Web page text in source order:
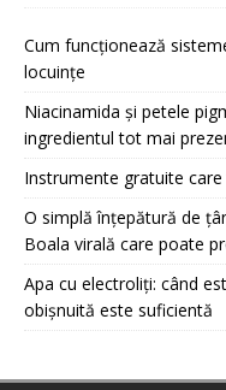
Cum funcționează
locuințe
Niacinamida și petele
ingredientul tot mai
Instrumente gratuite
O simplă înțepătură de
Boala virală care poate
Apa cu electroliți: când
obișnuită este suficientă